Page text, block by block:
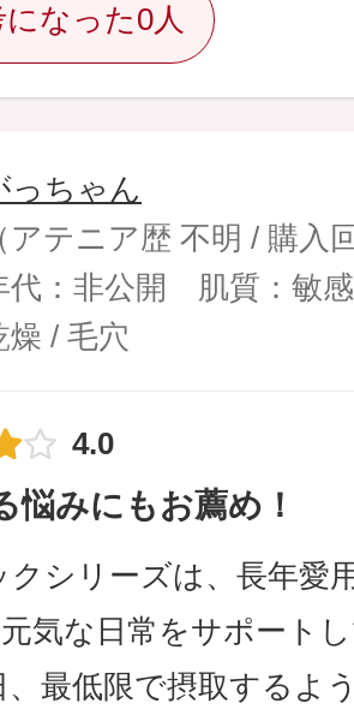
なった0人
っちゃん
アテニア歴 不明 / 購入
代：非公開 肌質：敏
燥 / 毛穴
4.0
悩みにもお薦め！
クシリーズは、長年愛
気な日常をサポート
、最低限で摂取するよ